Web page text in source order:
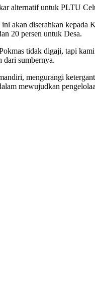
alternatif untuk PLTU
akan diserahkan kepada
20 persen untuk Desa.
tidak digaji, tapi
dari sumbernya.
mengurangi
mewujudkan